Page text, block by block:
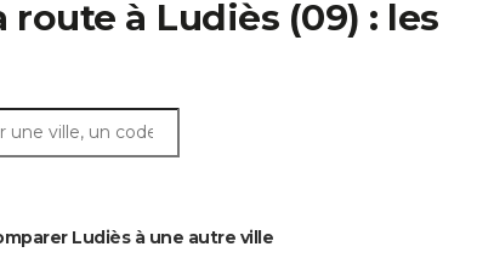
à Ludiès (09) : les
Ludiès à une autre ville